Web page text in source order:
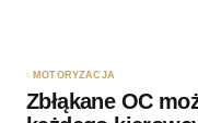
MOTORYZACJA
Zbłąkane OC